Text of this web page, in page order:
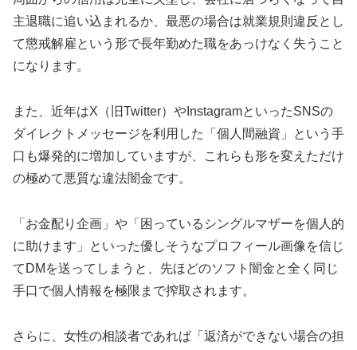
主退職に追い込まれるか、最悪の場合は就業規則違反とし
て懲戒解雇という形で長年勤めた職をあっけなく失うこと
になります。
また、近年はX（旧Twitter）やInstagramといったSNSの
ダイレクトメッセージを利用した「個人間融資」という手
口も爆発的に増加していますが、これらも形を変えただけ
の極めて悪質な違法闇金です。
「お金配り企画」や「困っているシングルマザーを個人的
に助けます」といった優しそうなプロフィール画像を信じ
てDMを送ってしまうと、先ほどのソフト闇金と全く同じ
手口で個人情報を極限まで搾取されます。
さらに、女性の相談者であれば「返済ができない場合の担